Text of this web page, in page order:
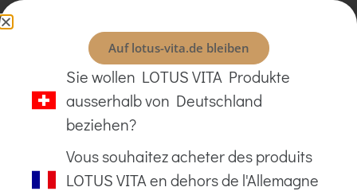
20 Jahre LOTUS VITA
Zum 20. Jubiläum präsentiert LOTUS VITA eine
Filterkanne mit einem edlen Glasgriff in Hellblau.
Solange der Vorrat reicht.
Auf lotus-vita.de bleiben
Sie wollen LOTUS VITA Produkte
ausserhalb von Deutschland
beziehen?
Vous souhaitez acheter des produits
LOTUS VITA en dehors de l'Allemagne